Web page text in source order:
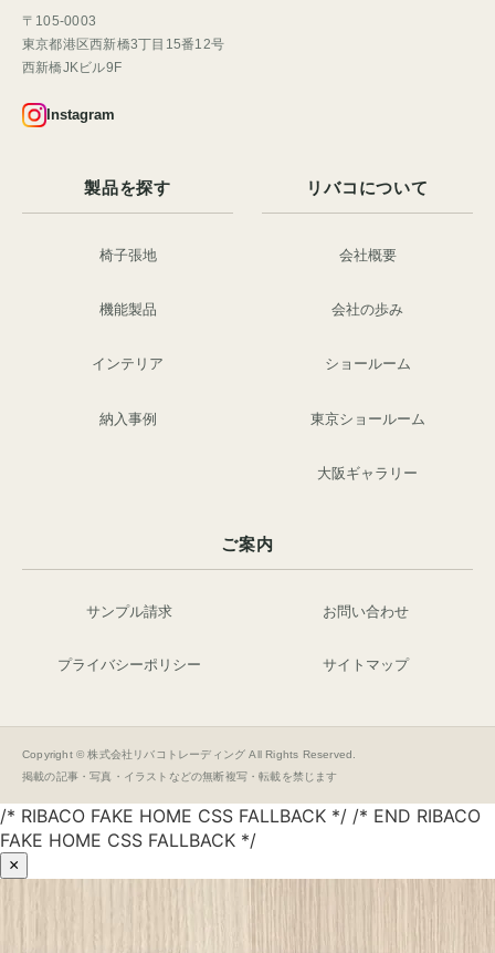
〒105-0003
東京都港区西新橋3丁目15番12号
西新橋JKビル9F
Instagram
製品を探す
椅子張地
機能製品
インテリア
納入事例
リバコについて
会社概要
会社の歩み
ショールーム
東京ショールーム
大阪ギャラリー
ご案内
サンプル請求 お問い合わせ
プライバシーポリシー サイトマップ
Copyright © 株式会社リバコトレーディング All Rights Reserved.
掲載の記事・写真・イラストなどの無断複写・転載を禁じます
/* RIBACO FAKE HOME CSS FALLBACK */ /* END RIBACO
FAKE HOME CSS FALLBACK */
×